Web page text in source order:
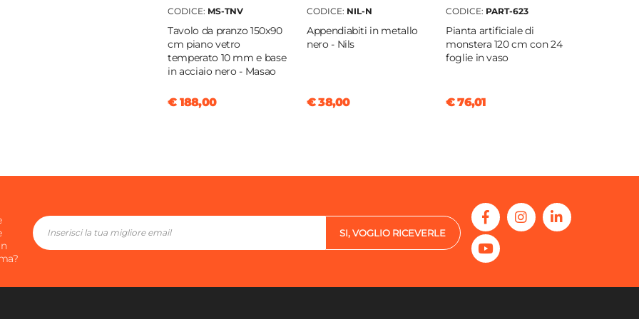
CODICE: MS-TNV
Tavolo da pranzo 150x90
cm piano vetro
temperato 10 mm e base
in acciaio nero - Masao
€ 188,00
CODICE: NIL-N
Appendiabiti in metallo
nero - Nils
€ 38,00
CODICE: PART-623
Pianta artificiale di
monstera 120 cm con 24
foglie in vaso
€ 76,01
SI, VOGLIO RICEVERLE